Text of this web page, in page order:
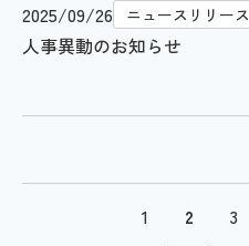
2025/09/26 ニュースリリース
人事異動のお知らせ
1 2 3